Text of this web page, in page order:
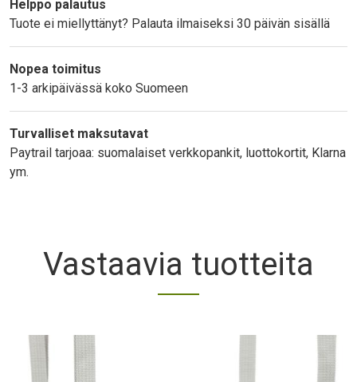
Text
Helppo palautus
Tuote ei miellyttänyt? Palauta ilmaiseksi 30 päivän sisällä
Nopea toimitus
1-3 arkipäivässä koko Suomeen
Turvalliset maksutavat
Paytrail tarjoaa: suomalaiset verkkopankit, luottokortit, Klarna
ym.
Vastaavia tuotteita